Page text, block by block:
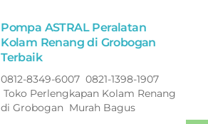
Pompa ASTRAL Peralatan
Kolam Renang di Grobogan
Terbaik
0812-8349-6007 0821-1398-1907
Toko Perlengkapan Kolam Renang
di Grobogan Murah Bagus